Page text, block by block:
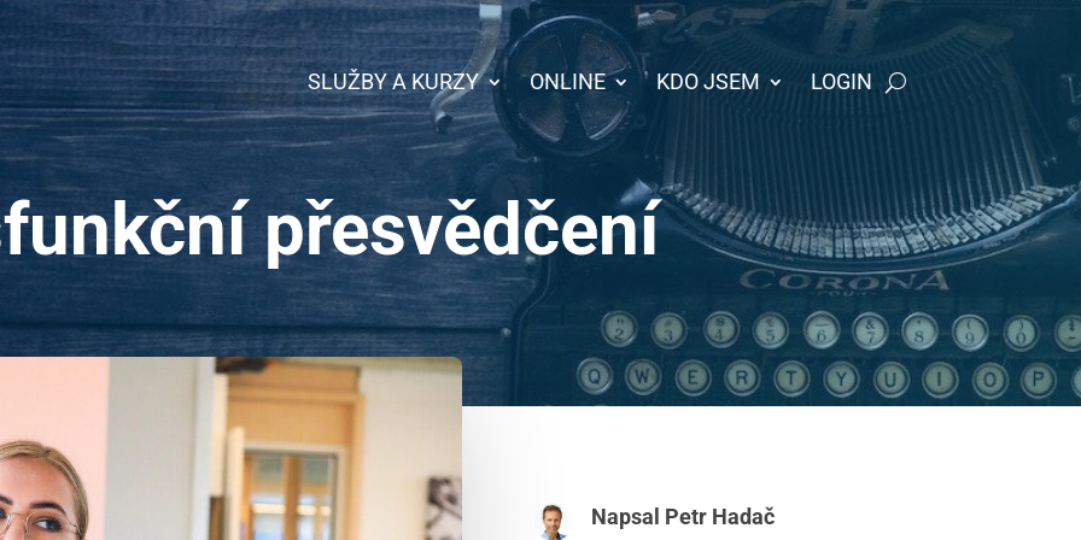
SLUŽBY A KURZY ONLINE KDO JSEM LOGIN
přesvědčení
Napsal Petr Hadač